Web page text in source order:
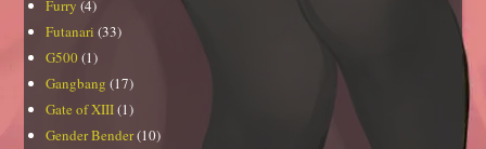
Furry (4)
Futanari (33)
G500 (1)
Gangbang (17)
Gate of XIII(1)
Gender Bender(10)